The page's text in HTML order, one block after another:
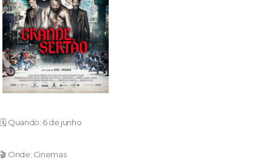
🗓️ Quando: 6 de junho
🎬 Onde: Cinemas